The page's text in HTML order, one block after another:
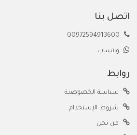
اتصل بنا
واتساب
روابط
سياسة الخصوصية
شروط الإستخدام
من نحن